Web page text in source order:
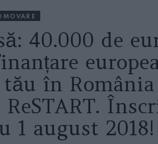
40.000 de
în
1 august 2018!